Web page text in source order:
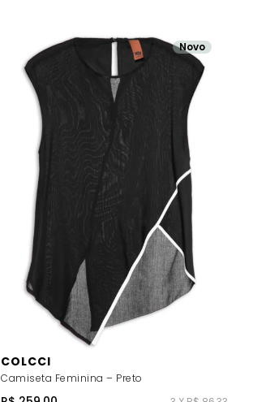
COLCCI
Camiseta Feminina – Preto
Novo